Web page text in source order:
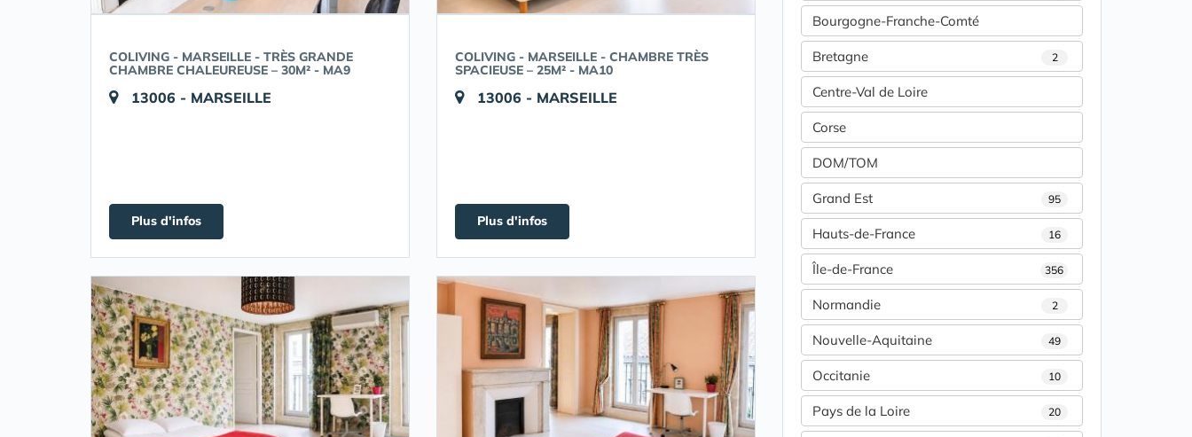
COLIVING - MARSEILLE - TRÈS GRANDE
CHAMBRE CHALEUREUSE – 30M² - MA9
13006 - MARSEILLE
Plus d'infos
COLIVING - MARSEILLE - CHAMBRE TRÈS
SPACIEUSE – 25M² - MA10
13006 - MARSEILLE
Plus d'infos
Bourgogne-Franche-Comté
Bretagne 2
Centre-Val de Loire
Corse
DOM/TOM
Grand Est 95
Hauts-de-France 16
Île-de-France 356
Normandie 2
Nouvelle-Aquitaine 49
Occitanie 10
Pays de la Loire 20